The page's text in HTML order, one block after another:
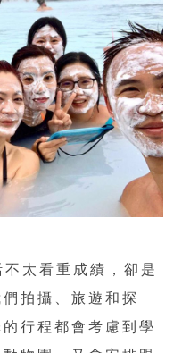
太看重成績，卻是
拍攝、旅遊和探
行程都會考慮到學